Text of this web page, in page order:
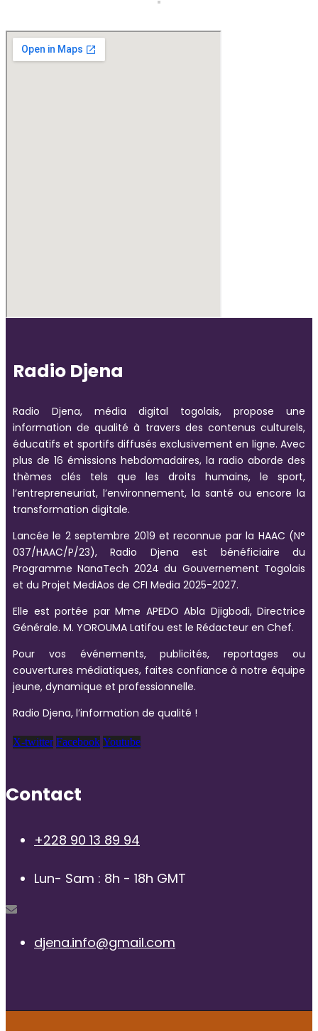
Radio Djena
Radio Djena, média digital togolais, propose une
information de qualité à travers des contenus culturels,
éducatifs et sportifs diffusés exclusivement en ligne. Avec
plus de 16 émissions hebdomadaires, la radio aborde des
thèmes clés tels que les droits humains, le sport,
l’entrepreneuriat, l’environnement, la santé ou encore la
transformation digitale.
Lancée le 2 septembre 2019 et reconnue par la HAAC (N°
037/HAAC/P/23), Radio Djena est bénéficiaire du
Programme NanaTech 2024 du Gouvernement Togolais
et du Projet MediAos de CFI Media 2025-2027.
Elle est portée par Mme APEDO Abla Djigbodi, Directrice
Générale. M. YOROUMA Latifou est le Rédacteur en Chef.
Pour vos événements, publicités, reportages ou
couvertures médiatiques, faites confiance à notre équipe
jeune, dynamique et professionnelle.
Radio Djena, l’information de qualité !
X-twitter Facebook Youtube
Contact
+228 90 13 89 94
Lun- Sam : 8h - 18h GMT
djena.info@gmail.com